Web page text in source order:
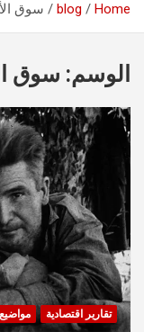
Home
blog سوق
الوسم: سوق
تقارير اقتصادية